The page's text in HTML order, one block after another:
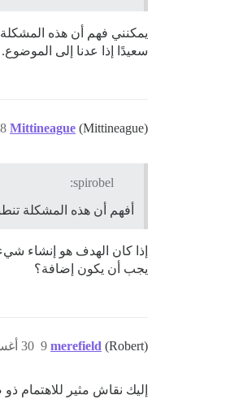
يمكنني فهم أن هذه
سعيدًا إذا عدنا إلى الموضوع.
Mittineague (Mittineague)
8
spirobel:
أفهم أن هذه المشكلة
إذا كان الهدف هو إنشاء
يجب أن يكون إضافة؟
merefield (Robert) 30 أغسطس 2019، 6:14م 9
إليك نقاش مثير للاهتمام